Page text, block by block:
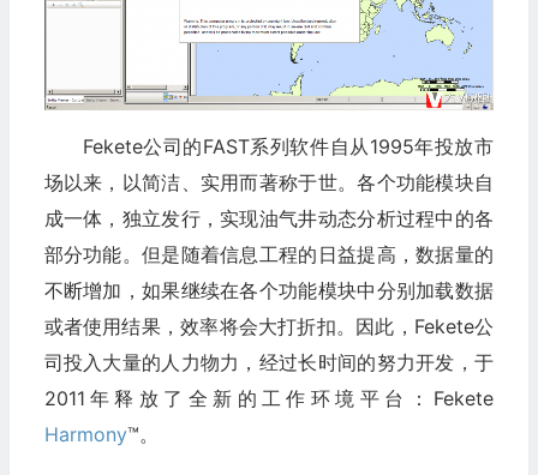
Fekete公司的FAST系列软件自从1995年投放市
场以来，以简洁、实用而著称于世。各个功能模块自
成一体，独立发行，实现油气井动态分析过程中的各
部分功能。但是随着信息工程的日益提高，数据量的
不断增加，如果继续在各个功能模块中分别加载数据
或者使用结果，效率将会大打折扣。因此，Fekete公
司投入大量的人力物力，经过长时间的努力开发，于
2011年释放了全新的工作环境平台：Fekete
Harmony™。